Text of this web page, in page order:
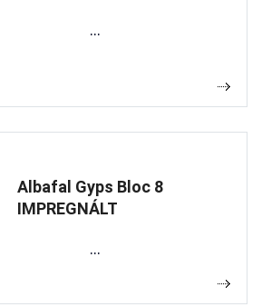
...
Albafal Gyps Bloc 8
IMPREGNÁLT
...